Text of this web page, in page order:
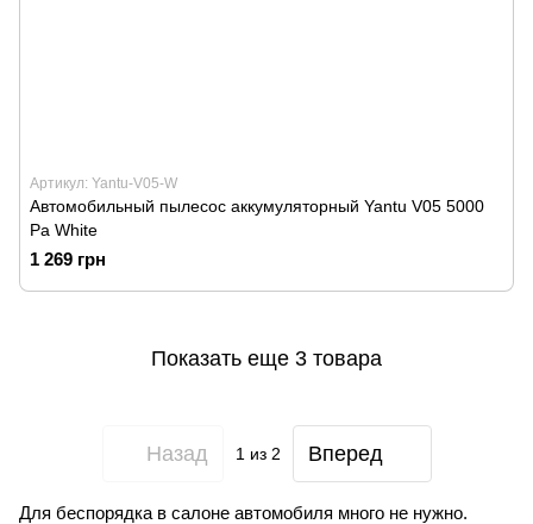
Артикул: Yantu-V05-W
Автомобильный пылесос аккумуляторный Yantu V05 5000
Pa White
1 269 грн
Показать еще 3 товара
Назад 1 из 2 Вперед
Для беспорядка в салоне автомобиля много не нужно.